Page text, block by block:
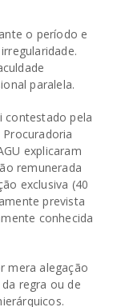
o período e
paralela.
contestado pela
explicaram
remunerada
exclusiva (40
prevista
conhecida
mera alegação
regra ou de